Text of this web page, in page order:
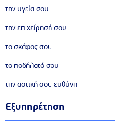
την υγεία σου
την επιχείρησή σου
το σκάφος σου
το ποδήλατό σου
την αστική σου ευθύνη
Εξυπηρέτηση